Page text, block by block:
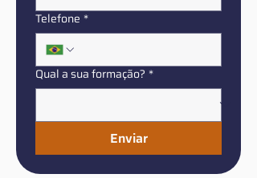
Telefone *
Qual a sua formação? *
Enviar